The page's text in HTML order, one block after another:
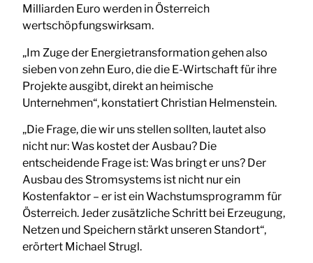
Milliarden Euro werden in Österreich
wertschöpfungswirksam.
„Im Zuge der Energietransformation gehen also
sieben von zehn Euro, die die E-Wirtschaft für ihre
Projekte ausgibt, direkt an heimische
Unternehmen“, konstatiert Christian Helmenstein.
„Die Frage, die wir uns stellen sollten, lautet also
nicht nur: Was kostet der Ausbau? Die
entscheidende Frage ist: Was bringt er uns? Der
Ausbau des Stromsystems ist nicht nur ein
Kostenfaktor – er ist ein Wachstumsprogramm für
Österreich. Jeder zusätzliche Schritt bei Erzeugung,
Netzen und Speichern stärkt unseren Standort“,
erörtert Michael Strugl.